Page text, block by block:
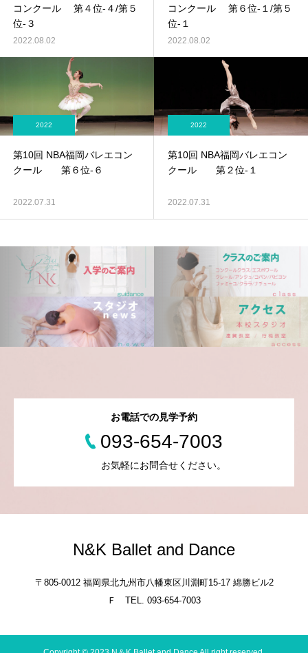
エスポワール
コンクール 第４位-４/第５
位-３
2022.08.02
コンクール 第６位-１/第５
位-１
2022.08.02
2022
第10回 NBA福岡バレエコン
クール 第６位-６
2022.07.31
2022
第10回 NBA福岡バレエコン
クール 第２位-１
2022.07.31
お電話での見学予約
093-654-7003
お気軽にお問合せください。
N&K Ballet and Dance
〒805-0012 福岡県北九州市八幡東区川淵町15-17 綿勝ビル2
Ｆ TEL. 093-654-7003